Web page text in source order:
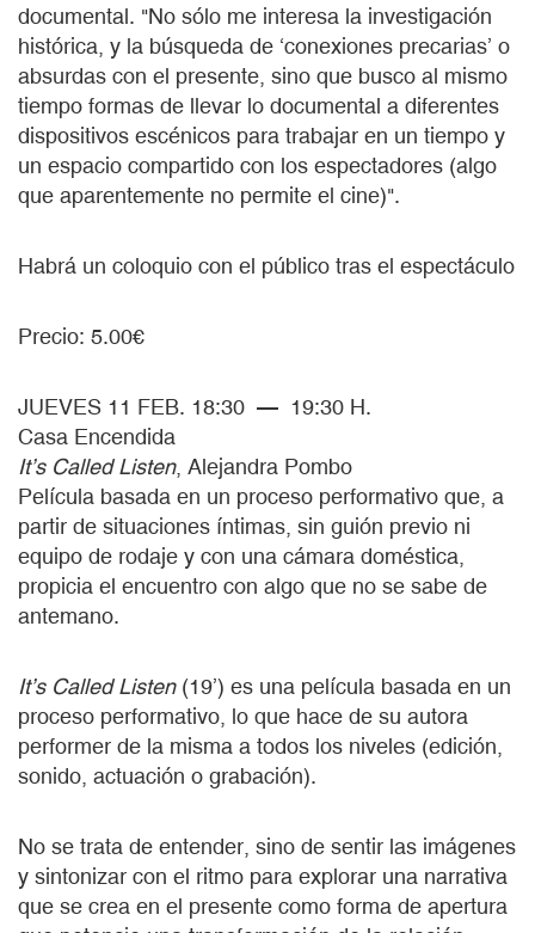
documental. "No sólo me interesa la investigación
histórica, y la búsqueda de ‘conexiones precarias’ o
absurdas con el presente, sino que busco al mismo
tiempo formas de llevar lo documental a diferentes
dispositivos escénicos para trabajar en un tiempo y
un espacio compartido con los espectadores (algo
que aparentemente no permite el cine)".
Habrá un coloquio con el público tras el espectáculo
Precio: 5.00€
JUEVES 11 FEB. 18:30 — 19:30 H.
Casa Encendida
It’s Called Listen, Alejandra Pombo
Película basada en un proceso performativo que, a
partir de situaciones íntimas, sin guión previo ni
equipo de rodaje y con una cámara doméstica,
propicia el encuentro con algo que no se sabe de
antemano.
It’s Called Listen (19’) es una película basada en un
proceso performativo, lo que hace de su autora
performer de la misma a todos los niveles (edición,
sonido, actuación o grabación).
No se trata de entender, sino de sentir las imágenes
y sintonizar con el ritmo para explorar una narrativa
que se crea en el presente como forma de apertura